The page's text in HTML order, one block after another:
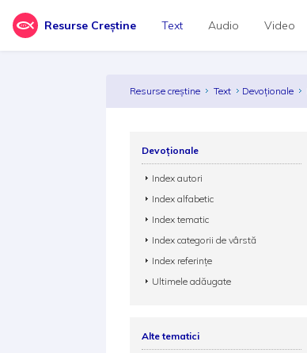
Resurse Creștine Text Audio Video
Resurse creștine Text Devoționale
Devoționale
Index autori
Index alfabetic
Index tematic
Index categorii de vârstă
Index referințe
Ultimele adăugate
Alte tematici